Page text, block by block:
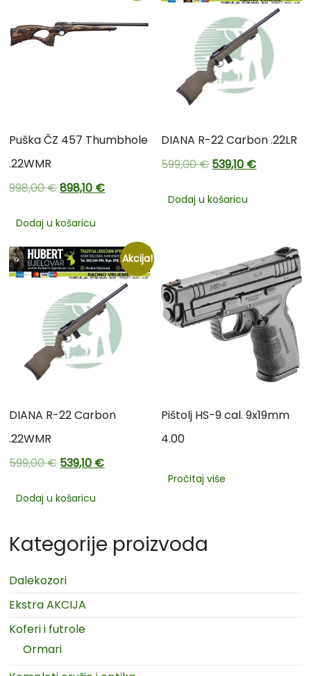
Puška ČZ 457 Thumbhole
.22WMR
998,00€898,10 €
Dodaj u košaricu
DIANA R-22 Carbon .22LR
599,00€539,10 €
Dodaj u košaricu
Akcija!
DIANA R-22 Carbon
.22WMR
599,00€539,10 €
Dodaj u košaricu
Pištolj HS-9 cal. 9x19mm
4.00
Pročitaj više
Kategorije proizvoda
Dalekozori
Ekstra AKCIJA
Koferi i futrole
Ormari